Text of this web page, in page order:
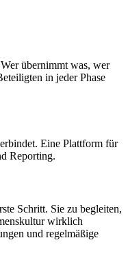
übernimmt was, wer
in jeder Phase
Eine Plattform für
Reporting.
Schritt. Sie zu begleiten,
wirklich
und regelmäßige